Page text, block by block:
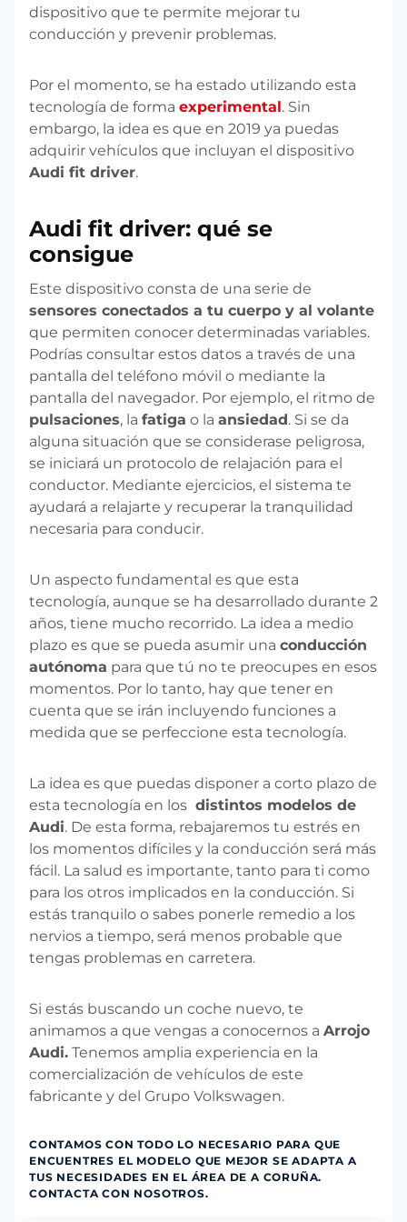
dispositivo que te permite mejorar tu
conducción y prevenir problemas.
Por el momento, se ha estado utilizando esta
tecnología de forma experimental. Sin
embargo, la idea es que en 2019 ya puedas
adquirir vehículos que incluyan el dispositivo
Audi fit driver.
Audi fit driver: qué se
consigue
Este dispositivo consta de una serie de
sensores conectados a tu cuerpo y al volante
que permiten conocer determinadas variables.
Podrías consultar estos datos a través de una
pantalla del teléfono móvil o mediante la
pantalla del navegador. Por ejemplo, el ritmo de
pulsaciones, la fatiga o la ansiedad. Si se da
alguna situación que se considerase peligrosa,
se iniciará un protocolo de relajación para el
conductor. Mediante ejercicios, el sistema te
ayudará a relajarte y recuperar la tranquilidad
necesaria para conducir.
Un aspecto fundamental es que esta
tecnología, aunque se ha desarrollado durante 2
años, tiene mucho recorrido. La idea a medio
plazo es que se pueda asumir una conducción
autónoma para que tú no te preocupes en esos
momentos. Por lo tanto, hay que tener en
cuenta que se irán incluyendo funciones a
medida que se perfeccione esta tecnología.
La idea es que puedas disponer a corto plazo de
esta tecnología en los distintos modelos de
Audi. De esta forma, rebajaremos tu estrés en
los momentos difíciles y la conducción será más
fácil. La salud es importante, tanto para ti como
para los otros implicados en la conducción. Si
estás tranquilo o sabes ponerle remedio a los
nervios a tiempo, será menos probable que
tengas problemas en carretera.
Si estás buscando un coche nuevo, te
animamos a que vengas a conocernos a Arrojo
Audi. Tenemos amplia experiencia en la
comercialización de vehículos de este
fabricante y del Grupo Volkswagen.
CONTAMOS CON TODO LO NECESARIO PARA QUE
ENCUENTRES EL MODELO QUE MEJOR SE ADAPTA A
TUS NECESIDADES EN EL ÁREA DE A CORUÑA.
CONTACTA CON NOSOTROS.